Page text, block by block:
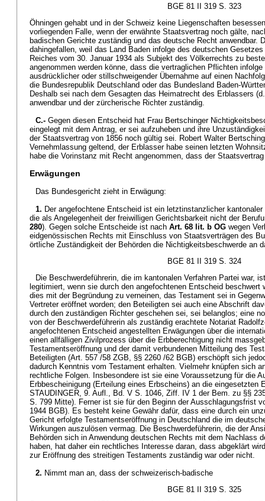
BGE 81 II 319 S. 323
Öhningen gehabt und in der Schweiz keine Liegenschaften
vorliegenden Falle, wenn der erwähnte Staatsvertrag noch gälte,
badischen Gerichte zuständig und das deutsche Recht anwendbar.
dahingefallen, weil das Land Baden infolge des deutschen
Reiches vom 30. Januar 1934 als Subjekt des Völkerrechts zu
angenommen werden könne, dass die vertraglichen Pflichten
ausdrücklicher oder stillschweigender Übernahme auf einen
die Bundesrepublik Deutschland oder das Bundesland Baden-
Deshalb sei nach dem Gesagten das Heimatrecht des Erblassers
anwendbar und der zürcherische Richter zuständig.
C.- Gegen diesen Entscheid hat Frau Bertschinger
eingelegt mit dem Antrag, er sei aufzuheben und ihre
der Staatsvertrag von 1856 noch gültig sei. Robert Walter
Vernehmlassung geltend, der Erblasser habe seinen letzten
habe die Vorinstanz mit Recht angenommen, dass der
Erwägungen
Das Bundesgericht zieht in Erwägung:
1. Der angefochtene Entscheid ist ein letztinstanzlicher
die als Angelegenheit der freiwilligen Gerichtsbarkeit nicht der
280). Gegen solche Entscheide ist nach Art. 68 lit. b OG wegen
eidgenössischen Rechts mit Einschluss von Staatsverträgen des
örtliche Zuständigkeit der Behörden die Nichtigkeitsbeschwerde an
BGE 81 II 319 S. 324
Die Beschwerdeführerin, die im kantonalen Verfahren Partei war,
legitimiert, wenn sie durch den angefochtenen Entscheid
dies mit der Begründung zu verneinen, das Testament sei in
Vertreter eröffnet worden; den Beteiligten sei auch eine Abschrift
durch den zuständigen Richter geschehen sei, sei belanglos; eine
von der Beschwerdeführerin als zuständig erachtete Notariat
angefochtenen Entscheid angestellten Erwägungen über die
einen allfälligen Zivilprozess über die Erbberechtigung nicht
Testamentseröffnung und der damit verbundenen Mitteilung des
Beteiligten (Art. 557 /58 ZGB, §§ 2260 /62 BGB) erschöpft sich
dadurch Kenntnis vom Testament erhalten. Vielmehr knüpfen sich
rechtliche Folgen. Insbesondere ist sie eine Voraussetzung für die
Erbbescheinigung (Erteilung eines Erbscheins) an die eingesetzten
STAUDINGER, 9. Aufl., Bd. V S. 1046, Ziff. IV 1 der Bem. zu §§
S. 799 Mitte). Ferner ist sie für den Beginn der Ausschlagungsfrist
1944 BGB). Es besteht keine Gewähr dafür, dass eine durch ein
Gericht erfolgte Testamentseröffnung in Deutschland die im
Wirkungen auszulösen vermag. Die Beschwerdeführerin, die der
Behörden sich in Anwendung deutschen Rechts mit dem Nachlass
haben, hat daher ein rechtliches Interesse daran, dass abgeklärt
zur Eröffnung des streitigen Testaments zuständig war oder nicht.
2. Nimmt man an, dass der schweizerisch-badische
BGE 81 II 319 S. 325